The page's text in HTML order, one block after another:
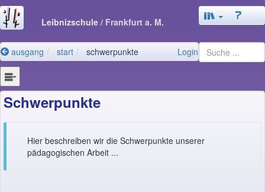
Leibnizschule / Frankfurt a. M.
ausgang start schwerpunkte Login
Schwerpunkte
Hier beschreiben wir die Schwerpunkte unserer
pädagogischen Arbeit ...